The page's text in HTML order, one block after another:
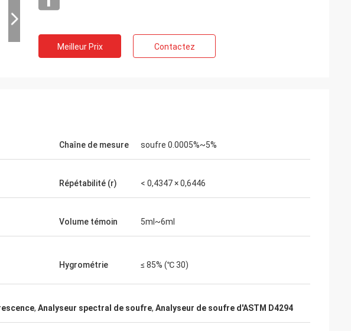
Meilleur Prix Contactez
Chaîne de mesure soufre 0.0005%~5%
Répétabilité (r) < 0,4347 × 0,6446
Volume témoin 5ml~6ml
Hygrométrie ≤ 85% (℃ 30)
, Analyseur spectral de soufre, Analyseur de soufre d'ASTM D4294